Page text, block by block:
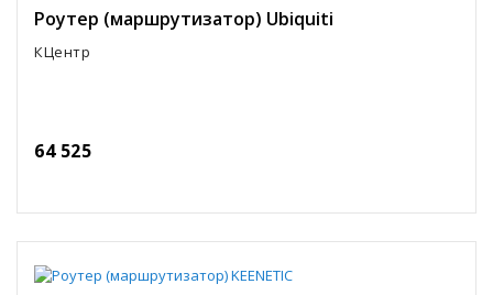
Роутер (маршрутизатор) Ubiquiti
КЦентр
64 525